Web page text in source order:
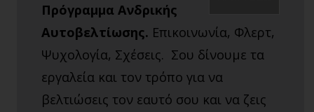
Πρόγραμμα Ανδρικής
Αυτοβελτίωσης. Επικοινωνία, Φλερτ,
Ψυχολογία, Σχέσεις. Σου δίνουμε τα
εργαλεία και τον τρόπο για να
βελτιώσεις τον εαυτό σου και να ζεις